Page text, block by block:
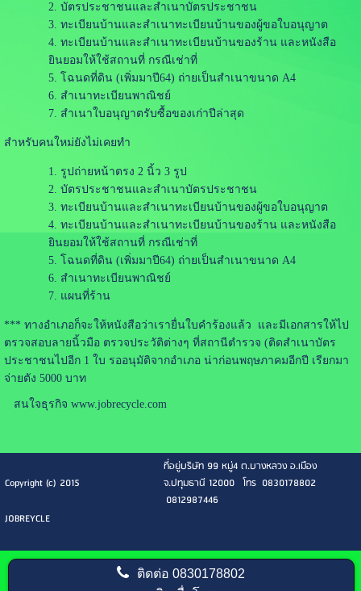
บัตรประชาชนและสำเนาบัตรประชาชน
ทะเบียนบ้านและสำเนาทะเบียนบ้านของผู้ขอใบอนุญาต
ทะเบียนบ้านและสำเนาทะเบียนบ้านของร้าน และหนังสือ
ยินยอมให้ใช้สถานที่ กรณีเช่าที่
โฉนดที่ดิน (เพิ่มมาปี64) ถ่ายเป็นสำเนาขนาด A4
สำเนาทะเบียนพาณิชย์
สำเนาใบอนุญาตรับซื้อของเก่าปีล่าสุด
สำหรับคนใหม่ยังไม่เคยทำ
รูปถ่ายหน้าตรง 2 นิ้ว 3 รูป
บัตรประชาชนและสำเนาบัตรประชาชน
ทะเบียนบ้านและสำเนาทะเบียนบ้านของผู้ขอใบอนุญาต
ทะเบียนบ้านและสำเนาทะเบียนบ้านของร้าน และหนังสือ
ยินยอมให้ใช้สถานที่ กรณีเช่าที่
โฉนดที่ดิน (เพิ่มมาปี64) ถ่ายเป็นสำเนาขนาด A4
สำเนาทะเบียนพาณิชย์
แผนที่ร้าน
*** ทางอำเภอก็จะให้หนังสือว่าเรายื่นใบคำร้องแล้ว และมีเอกสารให้ไป
ตรวจสอบลายนิ้วมือ ตรวจประวัติต่างๆ ที่สถานีตำรวจ (ติดสำเนาบัตร
ประชาชนไปอีก 1 ใบ รออนุมัติจากอำเภอ น่าก่อนพฤษภาคมอีกปี เรียกมา
จ่ายตัง 5000 บาท
สนใจธุรกิจ www.jobrecycle.com
Copyright (c) 2015
ที่อยู่บริษัท 99 หมู่4 ต.บางหลวง อ.เมือง
จ.ปทุมธานี 12000 โทร 0830178802
0812987446
JOBREYCLE
ติดต่อ0830178802